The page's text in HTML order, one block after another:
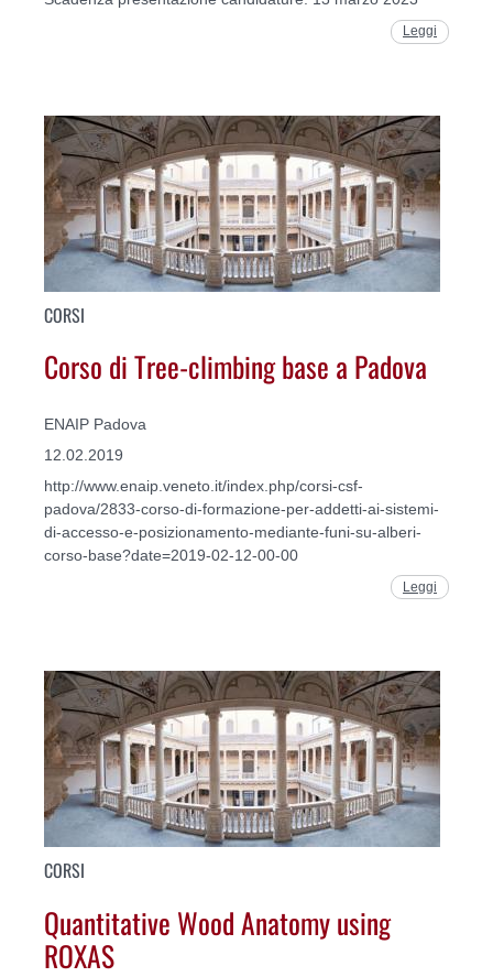
Leggi
CORSI
Corso di Tree-climbing base a Padova
ENAIP Padova
12.02.2019
http://www.enaip.veneto.it/index.php/corsi-csf-
padova/2833-corso-di-formazione-per-addetti-ai-sistemi-
di-accesso-e-posizionamento-mediante-funi-su-alberi-
corso-base?date=2019-02-12-00-00
Leggi
CORSI
Quantitative Wood Anatomy using
ROXAS